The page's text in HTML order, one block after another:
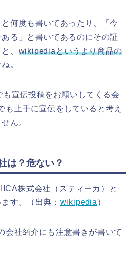
と何度も書いてあったり、「今
る」と書いてあるのにその証
、 wikipediaというより商品の
。
宣伝投稿をお願いしてくる会
上手に宣伝をしていると考え
ん。
は？危ない？
株式会社（スティーカ）と
す。（出典： wikipedia ）
会社紹介にも注意書きが書いて